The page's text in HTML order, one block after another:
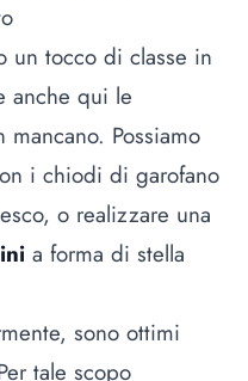
un tocco di classe in
anche qui le
Possiamo
i chiodi di garofano
o realizzare una
a forma di stella
sono ottimi
tale scopo